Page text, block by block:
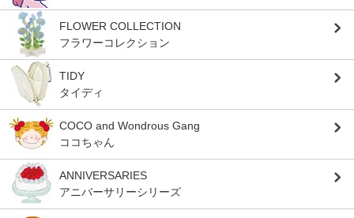
FLOWER COLLECTION
フラワーコレクション
TIDY
タイディ
COCO and Wondrous Gang
ココちゃん
ANNIVERSARIES
アニバーサリーシリーズ